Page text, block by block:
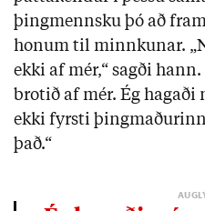
þingmennsku þó að
honum til minnkunar.
ekki af mér,“ sagði
brotið af mér. Ég hagaði
ekki fyrsti
það.“